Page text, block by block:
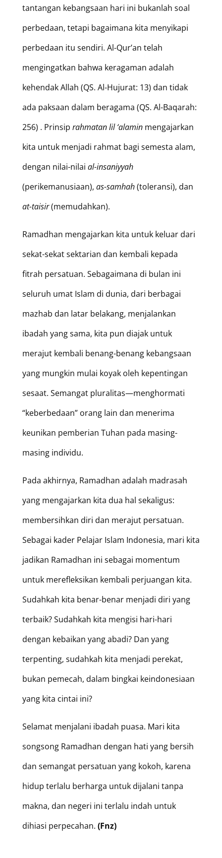
tantangan kebangsaan hari ini bukanlah soal
perbedaan, tetapi bagaimana kita menyikapi
perbedaan itu sendiri. Al-Qur’an telah
mengingatkan bahwa keragaman adalah
kehendak Allah (QS. Al-Hujurat: 13) dan tidak
ada paksaan dalam beragama (QS. Al-Baqarah:
256) . Prinsip rahmatan lil ‘alaminmengajarkan
kita untuk menjadi rahmat bagi semesta alam,
dengan nilai-nilai al-insaniyyah
(perikemanusiaan), as-samhah(toleransi), dan
at-taisir(memudahkan).
Ramadhan mengajarkan kita untuk keluar dari
sekat-sekat sektarian dan kembali kepada
fitrah persatuan. Sebagaimana di bulan ini
seluruh umat Islam di dunia, dari berbagai
mazhab dan latar belakang, menjalankan
ibadah yang sama, kita pun diajak untuk
merajut kembali benang-benang kebangsaan
yang mungkin mulai koyak oleh kepentingan
sesaat. Semangat pluralitas—menghormati
“keberbedaan” orang lain dan menerima
keunikan pemberian Tuhan pada masing-
masing individu.
Pada akhirnya, Ramadhan adalah madrasah
yang mengajarkan kita dua hal sekaligus:
membersihkan diri dan merajut persatuan.
Sebagai kader Pelajar Islam Indonesia, mari kita
jadikan Ramadhan ini sebagai momentum
untuk merefleksikan kembali perjuangan kita.
Sudahkah kita benar-benar menjadi diri yang
terbaik? Sudahkah kita mengisi hari-hari
dengan kebaikan yang abadi? Dan yang
terpenting, sudahkah kita menjadi perekat,
bukan pemecah, dalam bingkai keindonesiaan
yang kita cintai ini?
Selamat menjalani ibadah puasa. Mari kita
songsong Ramadhan dengan hati yang bersih
dan semangat persatuan yang kokoh, karena
hidup terlalu berharga untuk dijalani tanpa
makna, dan negeri ini terlalu indah untuk
dihiasi perpecahan. (Fnz)